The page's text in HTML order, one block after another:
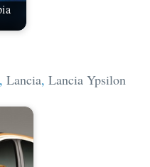
Lancia, Lancia Ypsilon